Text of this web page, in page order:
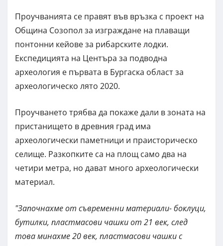
Проучванията се правят във връзка с проект на
Община Созопол за изграждане на плаващи
понтонни кейове за рибарските лодки.
Експедицията на Центъра за подводна
археология е първата в Бургаска област за
археологическо лято 2020.
Проучването трябва да покаже дали в зоната на
пристанището в древния град има
археологически паметници и праисторическо
селище. Разкопките са на площ само два на
четири метра, но дават много археологически
материал.
"Започнахме от съвременни материали- боклуци,
бутилки, пластмасови чашки от 21 век, след
това минахме 20 век, пластмасови чашки с